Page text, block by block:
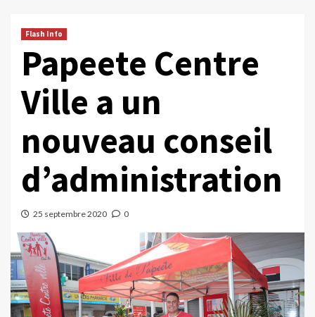
Flash Info
Papeete Centre
Ville a un
nouveau conseil
d’administration
25 septembre 2020 0